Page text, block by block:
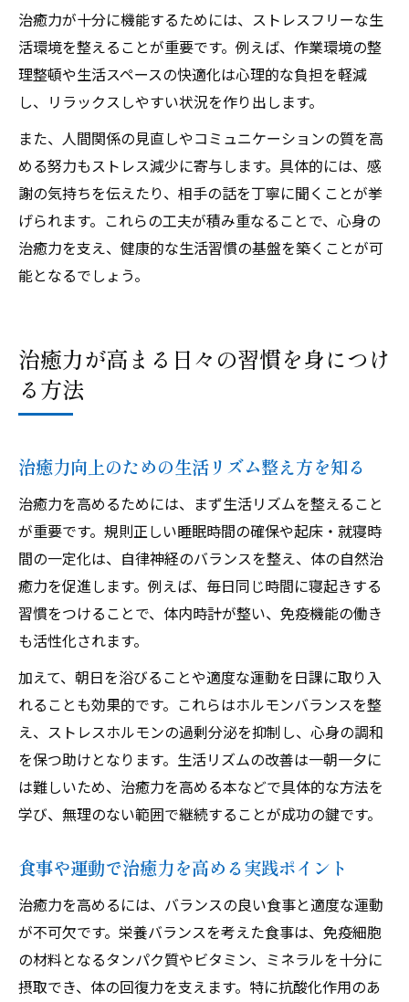
治癒力が十分に機能するためには、ストレスフリーな生
活環境を整えることが重要です。例えば、作業環境の整
理整頓や生活スペースの快適化は心理的な負担を軽減
し、リラックスしやすい状況を作り出します。
また、人間関係の見直しやコミュニケーションの質を高
める努力もストレス減少に寄与します。具体的には、感
謝の気持ちを伝えたり、相手の話を丁寧に聞くことが挙
げられます。これらの工夫が積み重なることで、心身の
治癒力を支え、健康的な生活習慣の基盤を築くことが可
能となるでしょう。
治癒力が高まる日々の習慣を身につけ
る方法
治癒力向上のための生活リズム整え方を知る
治癒力を高めるためには、まず生活リズムを整えること
が重要です。規則正しい睡眠時間の確保や起床・就寝時
間の一定化は、自律神経のバランスを整え、体の自然治
癒力を促進します。例えば、毎日同じ時間に寝起きする
習慣をつけることで、体内時計が整い、免疫機能の働き
も活性化されます。
加えて、朝日を浴びることや適度な運動を日課に取り入
れることも効果的です。これらはホルモンバランスを整
え、ストレスホルモンの過剰分泌を抑制し、心身の調和
を保つ助けとなります。生活リズムの改善は一朝一夕に
は難しいため、治癒力を高める本などで具体的な方法を
学び、無理のない範囲で継続することが成功の鍵です。
食事や運動で治癒力を高める実践ポイント
治癒力を高めるには、バランスの良い食事と適度な運動
が不可欠です。栄養バランスを考えた食事は、免疫細胞
の材料となるタンパク質やビタミン、ミネラルを十分に
摂取でき、体の回復力を支えます。特に抗酸化作用のあ